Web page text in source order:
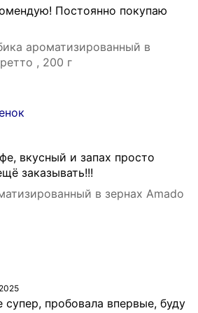
Постоянно покупаю
ароматизированный в
, 200 г
вкусный и запах просто
заказывать!!!
в зернах Amado
супер, пробовала впервые, буду